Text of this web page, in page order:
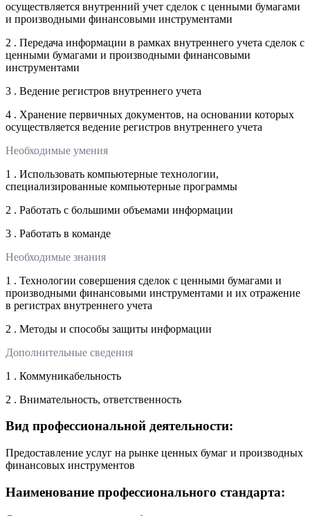
осуществляется внутренний учет сделок с ценными бумагами
и производными финансовыми инструментами
2 . Передача информации в рамках внутреннего учета сделок с
ценными бумагами и производными финансовыми
инструментами
3 . Ведение регистров внутреннего учета
4 . Хранение первичных документов, на основании которых
осуществляется ведение регистров внутреннего учета
Необходимые умения
1 . Использовать компьютерные технологии,
специализированные компьютерные программы
2 . Работать с большими объемами информации
3 . Работать в команде
Необходимые знания
1 . Технологии совершения сделок с ценными бумагами и
производными финансовыми инструментами и их отражение
в регистрах внутреннего учета
2 . Методы и способы защиты информации
Дополнительные сведения
1 . Коммуникабельность
2 . Внимательность, ответственность
Вид профессиональной деятельности:
Предоставление услуг на рынке ценных бумаг и производных
финансовых инструментов
Наименование профессионального стандарта: